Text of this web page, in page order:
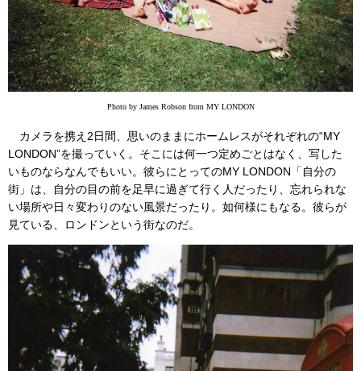
Photo by James Robson from MY LONDON
カメラを携え2日間、思いのままにホームレスがそれぞれの“MY
LONDON”を撮っていく。そこには何一つ定めごとはなく、写した
いものならなんでもいい。彼らにとってのMY LONDON「自分の
街」は、自分の目の前を足早に過ぎて行く人だったり、忘れられな
い場所や日々変わりのない風景だったり。如何様にもなる。彼らが
見ている、ロンドンという街なのだ。